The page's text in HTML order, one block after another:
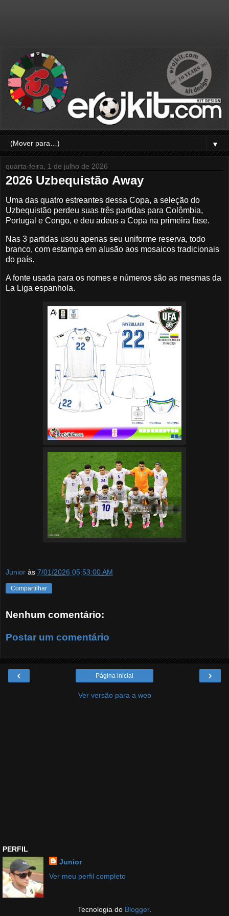
▼
quarta-feira, 1 de julho de 2026
2026 Uzbequistão Away
Uma das quatro estreantes dessa Copa, a seleção do
Uzbequistão perdeu suas três partidas para Colômbia,
Portugal e Congo, e deu adeus a Copa na primeira fase.
Nas 3 partidas usou apenas seu uniforme reserva, todo
branco, com estampa em alusão aos mosaicos tradicionais
do país.
A fonte usada para os nomes e números são as mesmas da
La Liga espanhola.
Junior às 7/01/2026 05:53:00 AM
Compartilhar
Nenhum comentário:
Postar um comentário
‹ ›
Página inicial
Ver versão para a web
PERFIL
Junior
Ver meu perfil completo
Tecnologia do Blogger.